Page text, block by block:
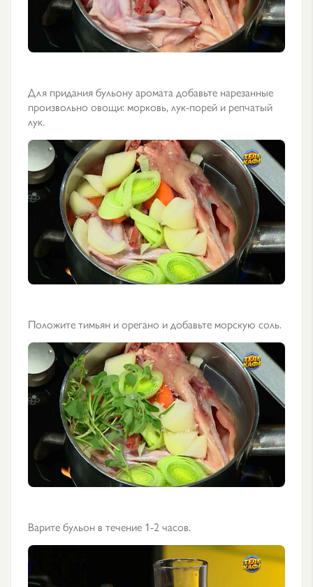
Для придания бульону аромата добавьте нарезанные
произвольно овощи: морковь, лук-порей и репчатый
лук.
Положите тимьян и орегано и добавьте морскую соль.
Варите бульон в течение 1-2 часов.